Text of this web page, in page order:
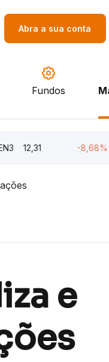
Abra a sua conta
Fundos
12,31 -8,68%
e